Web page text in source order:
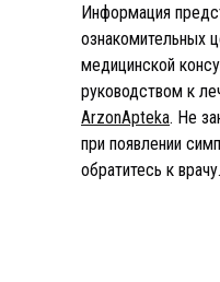
Информация
ознакомительных
медицинской
руководством к
ArzonApteka. Не
при появлении
обратитесь к врачу.